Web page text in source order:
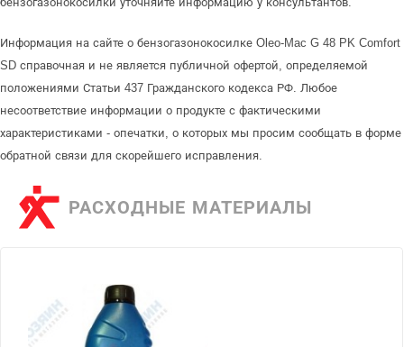
Информация на сайте о бензогазонокосилке Oleo-Mac G 48 PK Comfort
SD справочная и не является публичной офертой, определяемой
положениями Статьи 437 Гражданского кодекса РФ. Любое
несоответствие информации о продукте с фактическими
характеристиками - опечатки, о которых мы просим сообщать в форме
обратной связи для скорейшего исправления.
РАСХОДНЫЕ МАТЕРИАЛЫ